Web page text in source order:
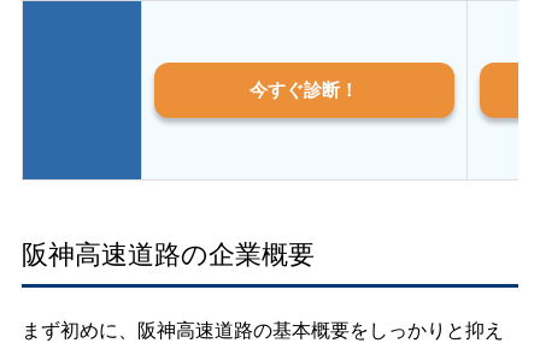
今すぐ診断！
阪神高速道路の企業概要
まず初めに、阪神高速道路の基本概要をしっかりと抑え